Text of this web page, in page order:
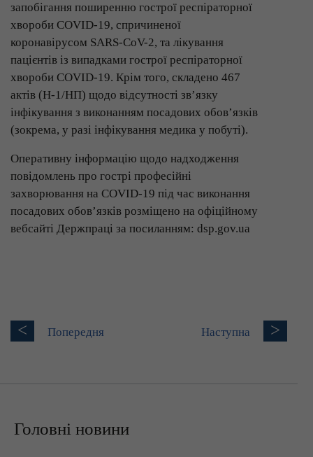
запобігання поширенню гострої респіраторної
хвороби COVID-19, спричиненої
коронавірусом SARS-CoV-2, та лікування
пацієнтів із випадками гострої респіраторної
хвороби COVID-19. Крім того, складено 467
актів (Н-1/НП) щодо відсутності зв’язку
інфікування з виконанням посадових обов’язків
(зокрема, у разі інфікування медика у побуті).
Оперативну інформацію щодо надходження
повідомлень про гострі професійні
захворювання на COVID-19 під час виконання
посадових обов’язків розміщено на офіційному
вебсайті Держпраці за посиланням: dsp.gov.ua
< Попередня Наступна >
Головні новини